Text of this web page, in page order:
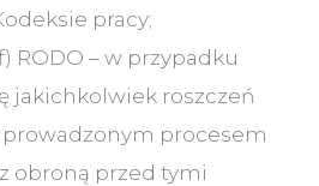
pracy;
RODO – w przypadku
jakichkolwiek roszczeń
prowadzonym procesem
obroną przed tymi